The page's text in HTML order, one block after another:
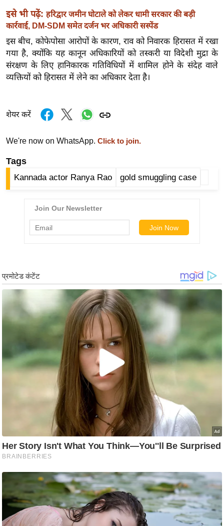
ग
त
ऑ
टो
व
ज
फ
म
नो
रं
ली
वु
ड
हॉ
ड
फि
B
r
i
n
इसे भी पढ़ें: हरिद्वार जमीन घोटाले को लेकर धामी सरकार की बड़ी
कार्रवाई, DM-SDM समेत दर्जन भर अधिकारी सस्पेंड
इस बीच, कोफेपोसा आरोपों के कारण, राव को निवारक हिरासत में रखा
गया है, क्योंकि यह कानून अधिकारियों को तस्करी या विदेशी मुद्रा के
संरक्षण के लिए हानिकारक गतिविधियों में शामिल होने के संदेह वाले
व्यक्तियों को हिरासत में लेने का अधिकार देता है।
शेयर करें
We're now on WhatsApp. Click to join.
Tags
Kannada actor Ranya Rao gold smuggling case